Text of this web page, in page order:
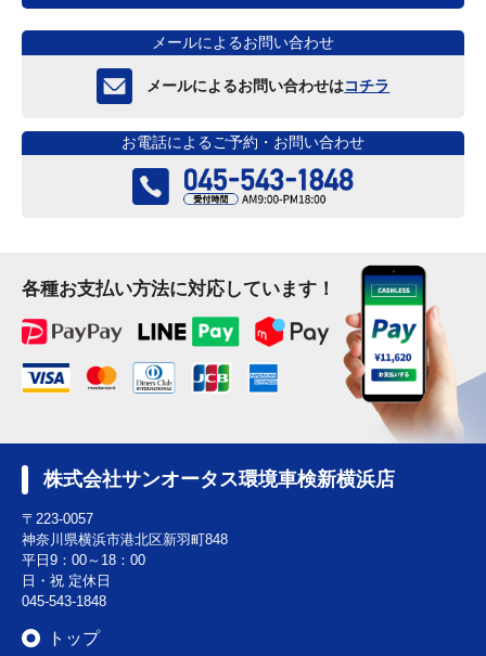
メールによるお問い合わせ
メールによるお問い合わせはコチラ
お電話によるご予約・お問い合わせ
各種お支払い方法に対応しています！
株式会社サンオータス環境車検新横浜店
〒223-0057
神奈川県横浜市港北区新羽町848
平日9：00～18：00
日・祝 定休日
045-543-1848
トップ